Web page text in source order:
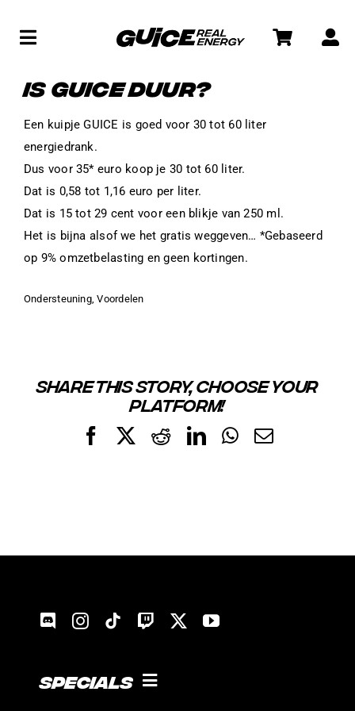
Toggle
WINKEL
SOCIAL
WAT IS GUICE?
IS GUICE DUUR?
Een kuipje GUICE is goed voor 30 tot 60 liter
energiedrank.
Dus voor 35* euro koop je 30 tot 60 liter.
Dat is 0,58 tot 1,16 euro per liter.
Dat is 15 tot 29 cent voor een blikje van 250 ml.
Het is bijna alsof we het gratis weggeven… *Gebaseerd
op 9% omzetbelasting en geen kortingen.
Ondersteuning,Voordelen
SHARE THIS STORY, CHOOSE YOUR
PLATFORM!
FacebookRedditLinkedInWhatsApp
Email
Specials